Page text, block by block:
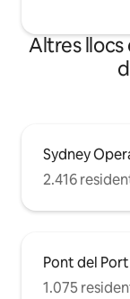
Altres
Sydney
2.416
Pont del
1.075